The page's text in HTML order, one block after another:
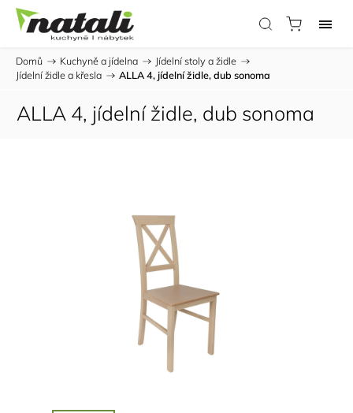
Domů / Kuchyně a jídelna / Jídelní stoly a židle /
Jídelní židle a křesla / ALLA 4, jídelní židle, dub sonoma
ALLA 4, jídelní židle, dub sonoma